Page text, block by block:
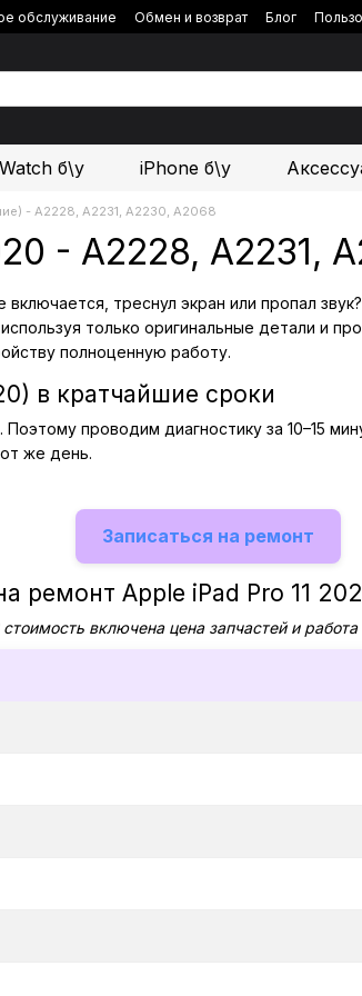
обслуживание Обмен и возврат Блог
б\у iPhone б\у
- A2228, A2231, A2230, A2068
- A2228, A2231,
включается, треснул экран или пропал
только оригинальные детали и
полноценную работу.
в кратчайшие сроки
проводим диагностику за 10–15
же день.
Записаться на ремонт
ремонт Apple iPad Pro 11
стоимость включена цена запчастей и